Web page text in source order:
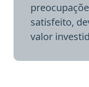
satisfeito,
valor